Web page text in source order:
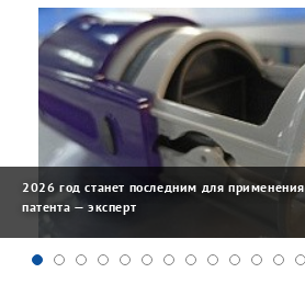
2026 год станет последним для применения
патента — эксперт